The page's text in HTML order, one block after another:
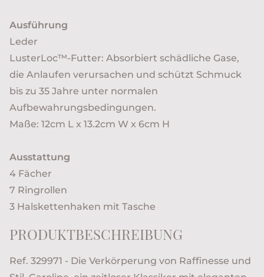
Ausführung
Leder
LusterLoc™-Futter: Absorbiert schädliche Gase,
die Anlaufen verursachen und schützt Schmuck
bis zu 35 Jahre unter normalen
Aufbewahrungsbedingungen.
Maße: 12cm L x 13.2cm W x 6cm H
Ausstattung
4 Fächer
7 Ringrollen
3 Halskettenhaken mit Tasche
PRODUKTBESCHREIBUNG
Ref. 329971 - Die Verkörperung von Raffinesse und